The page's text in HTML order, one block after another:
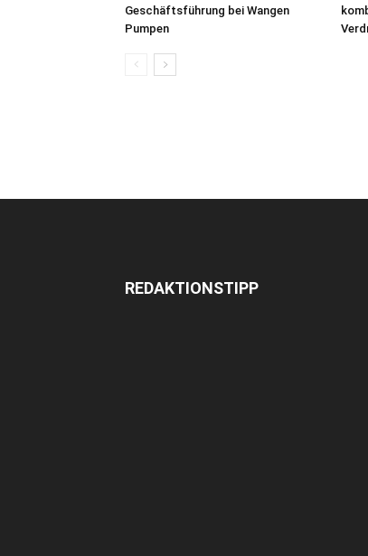
Geschäftsführung bei Wangen
Pumpen
REDAKTIONSTIPP